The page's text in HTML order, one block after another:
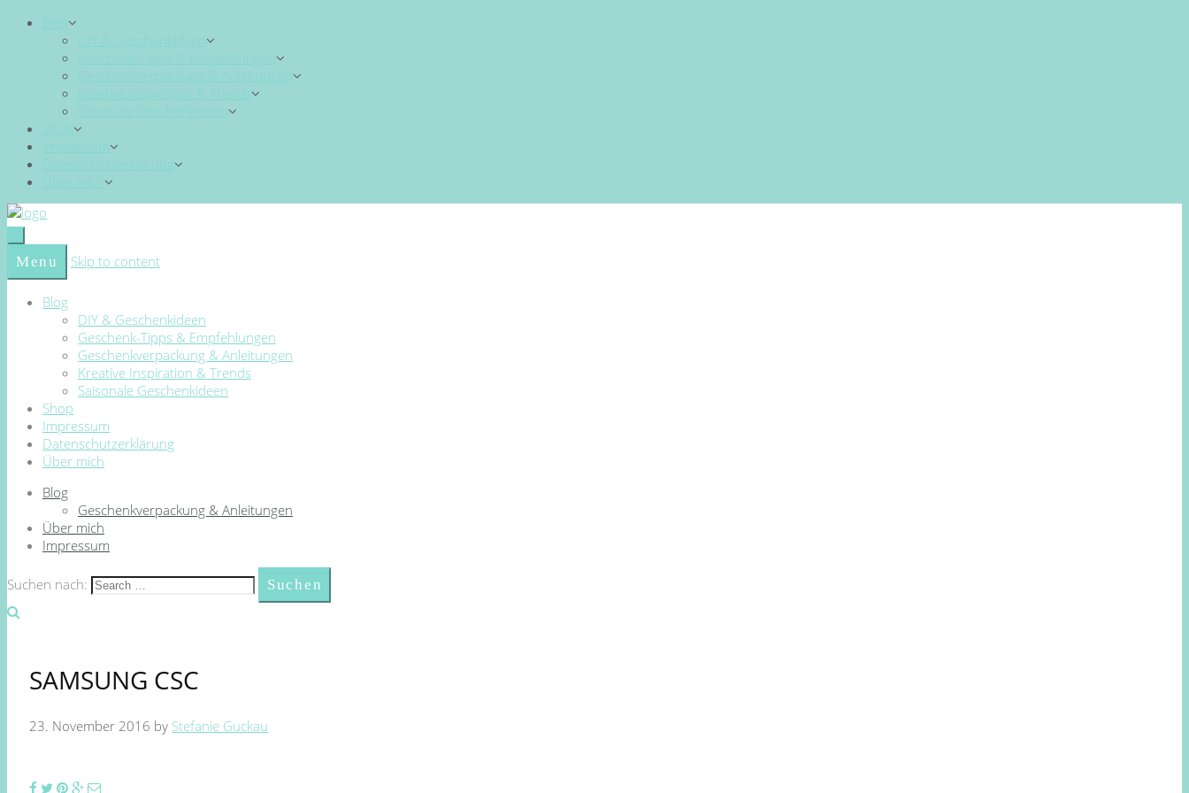
Blog
DIY & Geschenkideen
Geschenk-Tipps & Empfehlungen
Geschenkverpackung & Anleitungen
Kreative Inspiration & Trends
Saisonale Geschenkideen
Shop
Impressum
Datenschutzerklärung
Über mich
Menu Skip to content
Blog
DIY & Geschenkideen
Geschenk-Tipps & Empfehlungen
Geschenkverpackung & Anleitungen
Kreative Inspiration & Trends
Saisonale Geschenkideen
Shop
Impressum
Datenschutzerklärung
Über mich
Blog
Geschenkverpackung & Anleitungen
Über mich
Impressum
Suchen nach:
SAMSUNG CSC
23. November 2016 by Stefanie Guckau